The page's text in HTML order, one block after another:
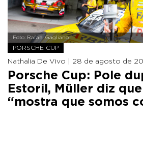
Foto: Rafael Gagliano
PORSCHE CUP
Nathalia De Vivo | 28 de agosto de
Porsche Cup: Pole
Estoril, Müller diz
“mostra que somos